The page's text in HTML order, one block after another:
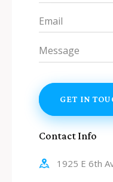
Contact Info
1925 E 6th